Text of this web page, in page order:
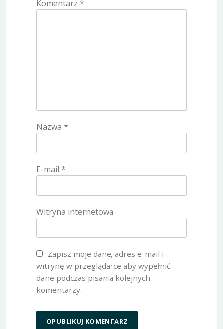
Komentarz *
Nazwa *
E-mail *
Witryna internetowa
Zapisz moje dane, adres e-mail i
witrynę w przeglądarce aby wypełnić
dane podczas pisania kolejnych
komentarzy.